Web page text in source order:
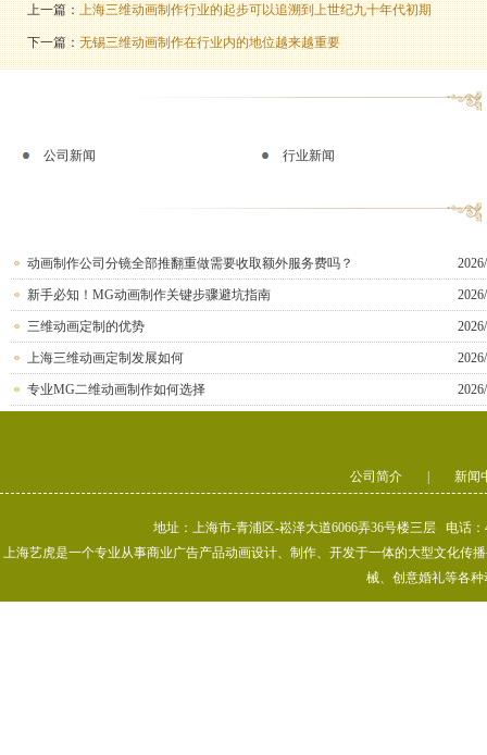
上一篇：上海三维动画制作行业的起步可以追溯到上世纪九十年代初期
下一篇：无锡三维动画制作在行业内的地位越来越重要
公司新闻 行业新闻
动画制作公司分镜全部推翻重做需要收取额外服务费吗？
新手必知！MG动画制作关键步骤避坑指南
三维动画定制的优势
上海三维动画定制发展如何
专业MG二维动画制作如何选择
公司简介 新闻
地址：上海市-青浦区-崧泽大道6066弄36号楼三层 电话
上海艺虎是一个专业从事商业广告产品动画设计、制作、开发于一体的大型文化传
械、创意婚礼等各